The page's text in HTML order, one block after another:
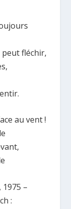
fléchir,
au vent !
1975 –
: